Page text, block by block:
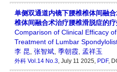
单侧双通道内镜下腰椎椎体间融
椎体间融合术治疗腰椎滑脱症的
Comparison of Clinical Efficacy
Treatment of Lumbar
李 昆 张智斌 季朝霞 孟祥玉
外科 Vol.14 No.3, July 11 2025, PDF,